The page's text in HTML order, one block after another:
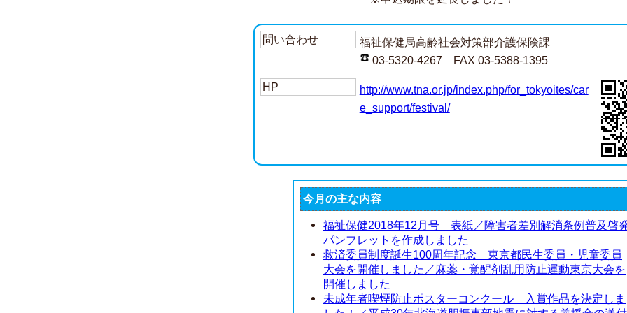
問い合わせ
福祉保健局高齢社会対策部介護保険課
03-5320-4267 FAX 03-5388-1395
HP
http://www.tna.or.jp/index.php/for_tokyoites/car
e_support/festival/
今月の主な内容
福祉保健2018年12月号 表紙／障害者差別解消条例普及啓
パンフレットを作成しました
救済委員制度誕生100周年記念 東京都民生委員・児童委員
大会を開催しました／麻薬・覚醒剤乱用防止運動東京大会を
開催しました
未成年者喫煙防止ポスターコンクール 入賞作品を決定しま